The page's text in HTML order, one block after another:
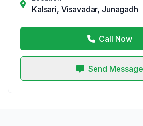
Kalsari, Visavadar, Junagadh
Call Now
Send Message